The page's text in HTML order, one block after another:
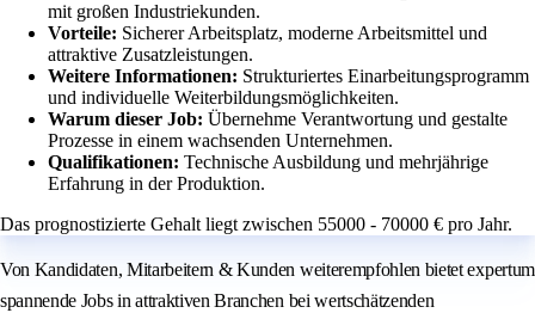
mit großen Industriekunden.
Vorteile: Sicherer Arbeitsplatz, moderne Arbeitsmittel und
attraktive Zusatzleistungen.
Weitere Informationen: Strukturiertes Einarbeitungsprogramm
und individuelle Weiterbildungsmöglichkeiten.
Warum dieser Job: Übernehme Verantwortung und gestalte
Prozesse in einem wachsenden Unternehmen.
Qualifikationen: Technische Ausbildung und mehrjährige
Erfahrung in der Produktion.
Das prognostizierte Gehalt liegt zwischen 55000 - 70000 € pro Jahr.
Von Kandidaten, Mitarbeitern & Kunden weiterempfohlen bietet expertum
spannende Jobs in attraktiven Branchen bei wertschätzenden